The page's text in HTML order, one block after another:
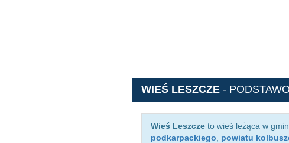
WIEŚ LESZCZE -
Wieś Leszcze to wieś leżąca w
podkarpackiego
powiatu